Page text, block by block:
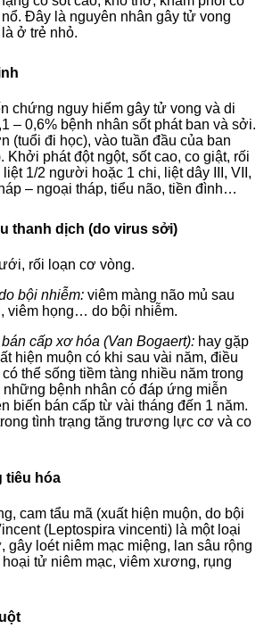
Đây là nguyên nhân gây tử vong
ở trẻ nhỏ.
chứng nguy hiểm gây tử vong và di
– 0,6% bệnh nhân sốt phát ban và sởi.
(tuổi đi học), vào tuần đầu của ban
Khởi phát đột ngột, sốt cao, co giật, rối
liệt 1/2 người hoặc 1 chi, liệt dây III, VII,
– ngoại tháp, tiểu não, tiền đình…
thanh dịch (do virus sởi)
rối loạn cơ vòng.
bội nhiễm: viêm màng não mủ sau
viêm họng… do bội nhiễm.
cấp xơ hóa (Van Bogaert): hay gặp
hiện muộn có khi sau vài năm, điều
thể sống tiềm tàng nhiều năm trong
bệnh nhân có đáp ứng miễn
biến bán cấp từ vài tháng đến 1 năm.
tình trạng tăng trương lực cơ và co
tiêu hóa
cam tẩu mã (xuất hiện muộn, do bội
(Leptospira vincenti) là một loại
gây loét niêm mạc miệng, lan sâu rộng
tử niêm mạc, viêm xương, rụng